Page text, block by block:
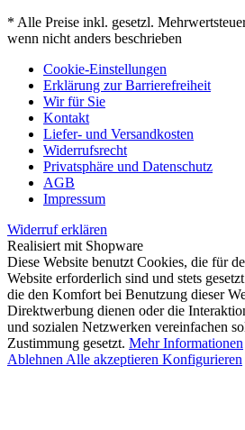
* Alle Preise inkl. gesetzl.
wenn nicht anders beschrieben
Cookie-Einstellungen
Erklärung zur Barrierefreiheit
Wir für Sie
Kontakt
Liefer- und Versandkosten
Widerrufsrecht
Privatsphäre und Datenschutz
AGB
Impressum
Widerruf erklären
Realisiert mit Shopware
Diese Website benutzt Cookies, die für
Website erforderlich sind und stets
die den Komfort bei Benutzung dieser
Direktwerbung dienen oder die
und sozialen Netzwerken vereinfachen
Zustimmung gesetzt. Mehr Informationen
Ablehnen Alle akzeptieren Konfigurieren